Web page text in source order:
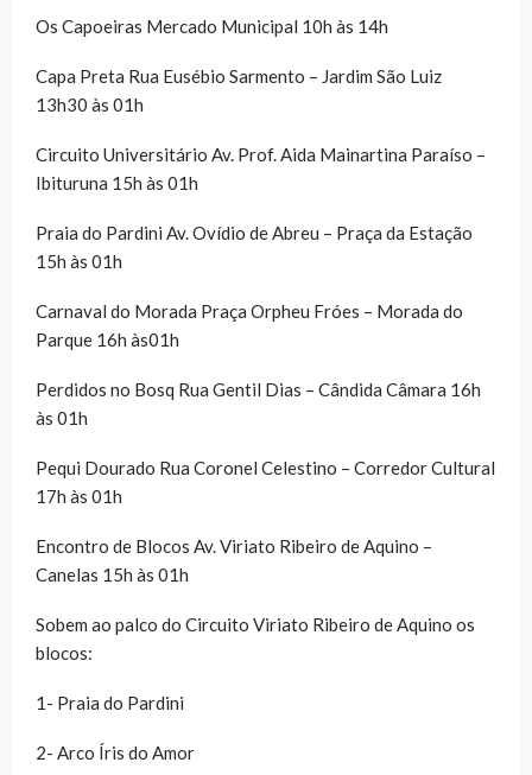
Os Capoeiras Mercado Municipal 10h às 14h
Capa Preta Rua Eusébio Sarmento – Jardim São Luiz
13h30 às 01h
Circuito Universitário Av. Prof. Aida Mainartina Paraíso –
Ibituruna 15h às 01h
Praia do Pardini Av. Ovídio de Abreu – Praça da Estação
15h às 01h
Carnaval do Morada Praça Orpheu Fróes – Morada do
Parque 16h às01h
Perdidos no Bosq Rua Gentil Dias – Cândida Câmara 16h
às 01h
Pequi Dourado Rua Coronel Celestino – Corredor Cultural
17h às 01h
Encontro de Blocos Av. Viriato Ribeiro de Aquino –
Canelas 15h às 01h
Sobem ao palco do Circuito Viriato Ribeiro de Aquino os
blocos:
1- Praia do Pardini
2- Arco Íris do Amor